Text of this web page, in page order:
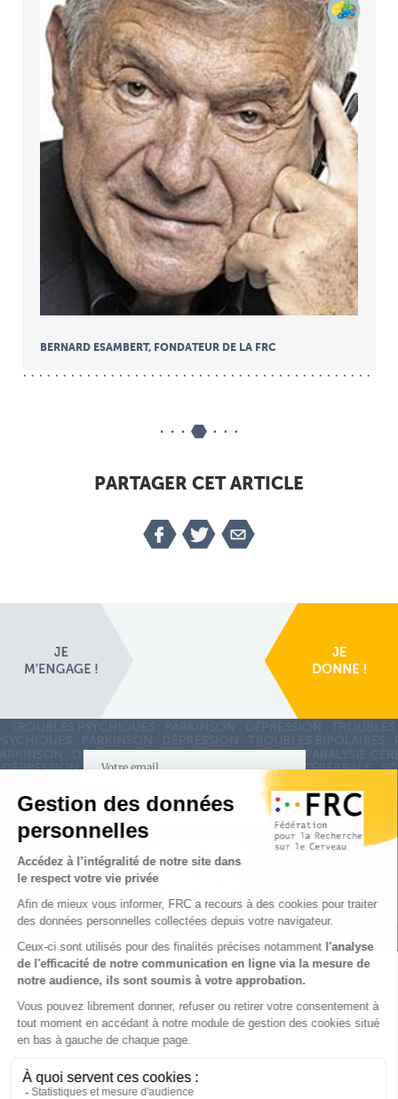
BERNARD ESAMBERT, FONDATEUR DE LA FRC
PARTAGER CET ARTICLE
S'inscrire à la newsletter
les réseaux sociaux
Partenaires & Mécènes